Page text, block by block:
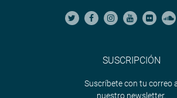
SUSCRIPCIÓN
Suscríbete con tu correo
nuestro newsletter.